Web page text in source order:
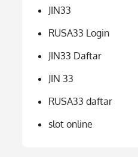
JIN33
RUSA33 Login
JIN33 Daftar
JIN 33
RUSA33 daftar
slot online